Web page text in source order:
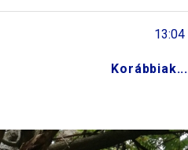
13:04
Korábbiak...